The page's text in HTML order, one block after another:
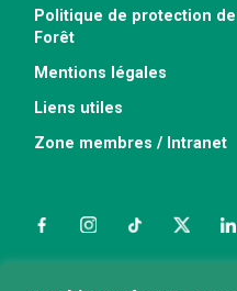
Politique de protection
Forêt
Mentions légales
Liens utiles
Zone membres / Intranet
FacebookInstagramTikTokTwitter